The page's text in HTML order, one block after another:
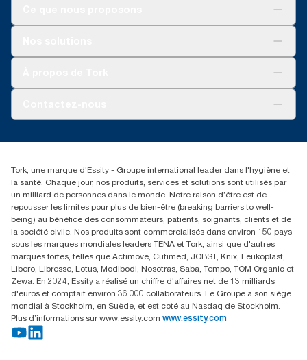
+216 71 11 60 00
52 Rue 8601 ZI CHARGUIA 1
BP194.Tunis, Tunisie
Tork, une marque d'Essity - Groupe international leader dans l'hygiène et
la santé. Chaque jour, nos produits, services et solutions sont utilisés par
un milliard de personnes dans le monde. Notre raison d’être est de
repousser les limites pour plus de bien-être (breaking barriers to well-
being) au bénéfice des consommateurs, patients, soignants, clients et de
la société civile. Nos produits sont commercialisés dans environ 150 pays
sous les marques mondiales leaders TENA et Tork, ainsi que d'autres
marques fortes, telles que Actimove, Cutimed, JOBST, Knix, Leukoplast,
Libero, Libresse, Lotus, Modibodi, Nosotras, Saba, Tempo, TOM Organic et
Zewa. En 2024, Essity a réalisé un chiffre d'affaires net de 13 milliards
d'euros et comptait environ 36.000 collaborateurs. Le Groupe a son siège
mondial à Stockholm, en Suède, et est coté au Nasdaq de Stockholm.
Plus d’informations sur www.essity.com www.essity.com